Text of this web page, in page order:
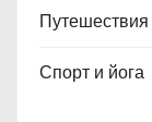
Путешествия
Спорт и йога